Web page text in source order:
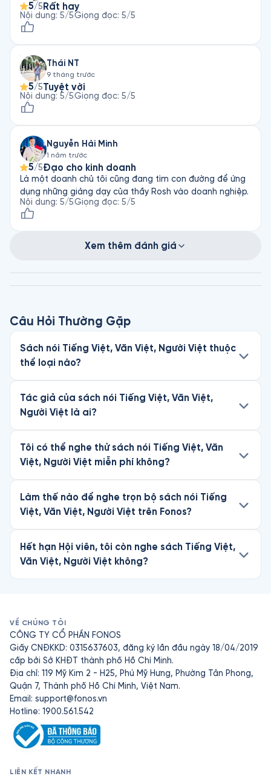
5/5 Rất hay
Nội dung: 5/5Giọng đọc: 5/5
Thái NT
9 tháng trước
5/5Tuyệt vời
Nội dung: 5/5Giọng đọc: 5/5
Nguyễn Hải Minh
1 năm trước
5/5Đạo cho kinh doanh
Là một doanh chủ tôi cũng đang tìm con đường để ứng
dụng những giảng dạy của thầy Rosh vào doanh nghiệp.
Nội dung: 5/5Giọng đọc: 5/5
Xem thêm đánh giá
Câu Hỏi Thường Gặp
Sách nói Tiếng Việt, Văn Việt, Người Việt thuộc
thể loại nào?
Tác giả của sách nói Tiếng Việt, Văn Việt,
Người Việt là ai?
Tôi có thể nghe thử sách nói Tiếng Việt, Văn
Việt, Người Việt miễn phí không?
Làm thế nào để nghe trọn bộ sách nói Tiếng
Việt, Văn Việt, Người Việt trên Fonos?
Hết hạn Hội viên, tôi còn nghe sách Tiếng Việt,
Văn Việt, Người Việt không?
VỀ CHÚNG TÔI
CÔNG TY CỔ PHẦN FONOS
Giấy CNĐKKD: 0315637603, đăng ký lần đầu ngày 18/04/2019
cấp bởi Sở KHĐT thành phố Hồ Chí Minh.
Địa chỉ: 119 Mỹ Kim 2 - H25, Phú Mỹ Hưng, Phường Tân Phong,
Quận 7, Thành phố Hồ Chí Minh, Việt Nam.
Email: support@fonos.vn
Hotline: 1900.561.542
LIÊN KẾT NHANH